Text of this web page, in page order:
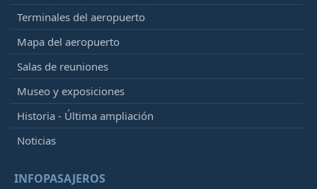
Terminales del aeropuerto
Mapa del aeropuerto
Salas de reuniones
Museo y exposiciones
Historia - Última ampliación
Noticias
INFOPASAJEROS